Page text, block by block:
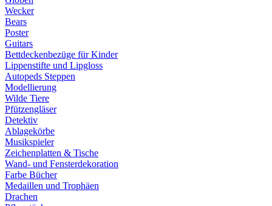
Wecker
Bears
Poster
Guitars
Bettdeckenbezüge für Kinder
Lippenstifte und Lipgloss
Autopeds Steppen
Modellierung
Wilde Tiere
Pfützengläser
Detektiv
Ablagekörbe
Musikspieler
Zeichenplatten & Tische
Wand- und Fensterdekoration
Farbe Bücher
Medaillen und Trophäen
Drachen